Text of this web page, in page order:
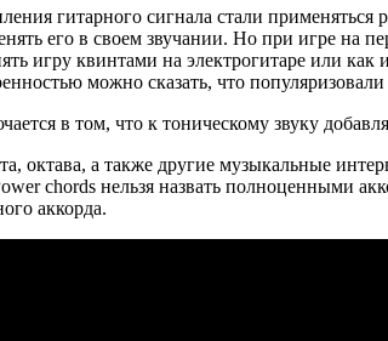
гитарного сигнала стали
его в своем звучании. Но при игре на
игру квинтами на электрогитаре или
можно сказать, что
в том, что к тоническому звуку
октава, а также другие музыкальные
chords нельзя назвать полноценными
аккорда.